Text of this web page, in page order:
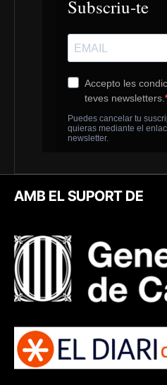
AMB EL SUPORT DE